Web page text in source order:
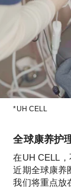
*UH CELL
全球康养护
在UH CELL
近期全球康养
我们将重点放